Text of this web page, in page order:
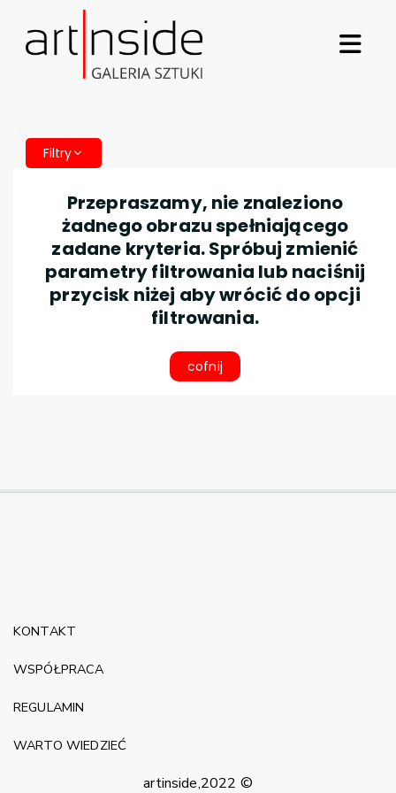
Filtry
Przepraszamy, nie znaleziono
żadnego obrazu spełniającego
zadane kryteria. Spróbuj zmienić
parametry filtrowania lub naciśnij
przycisk niżej aby wrócić do opcji
filtrowania.
cofnij
artinside,2022 ©
KONTAKT
WSPÓŁPRACA
REGULAMIN
WARTO WIEDZIEĆ